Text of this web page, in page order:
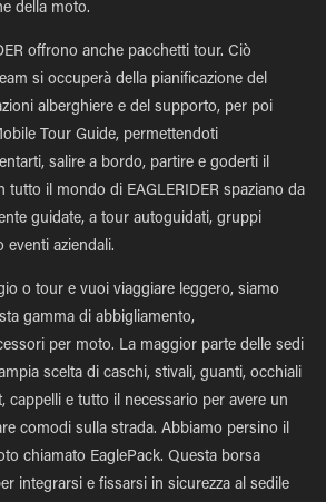
della moto.
offrono anche pacchetti tour. Ciò
si occuperà della pianificazione del
alberghiere e del supporto, per poi
Tour Guide, permettendoti
salire a bordo, partire e goderti il
tutto il mondo di EAGLERIDER spaziano da
guidate, a tour autoguidati, gruppi
eventi aziendali.
o tour e vuoi viaggiare leggero, siamo
gamma di abbigliamento,
per moto. La maggior parte delle sedi
scelta di caschi, stivali, guanti, occhiali
cappelli e tutto il necessario per avere un
comodi sulla strada. Abbiamo persino il
chiamato EaglePack. Questa borsa
integrarsi e fissarsi in sicurezza al sedile